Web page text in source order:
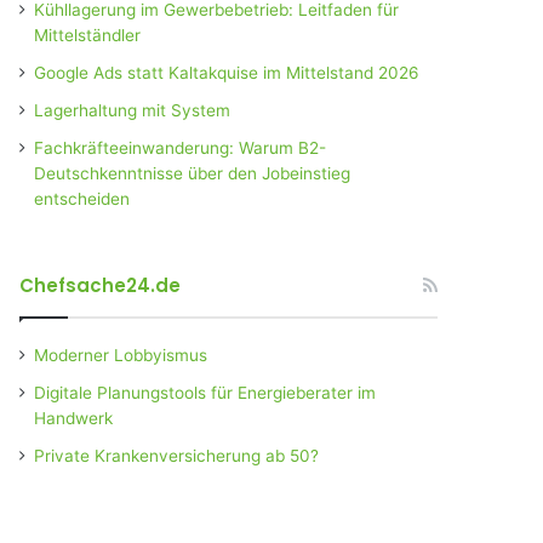
Kühllagerung im Gewerbebetrieb: Leitfaden für
Mittelständler
Google Ads statt Kaltakquise im Mittelstand 2026
Lagerhaltung mit System
Fachkräfteeinwanderung: Warum B2-
Deutschkenntnisse über den Jobeinstieg
entscheiden
Chefsache24.de
Moderner Lobbyismus
Digitale Planungstools für Energieberater im
Handwerk
Private Krankenversicherung ab 50?